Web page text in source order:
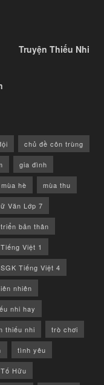
Truyện Thiếu Nhi
chủ đề côn trùng
gia đình
mùa hè mùa thu
Văn Lớp 7
bản thân
Việt 1
SGK Tiếng Việt 4
nhiên
nhi hay
thiếu nhi trò chơi
tình yêu
Tố Hữu